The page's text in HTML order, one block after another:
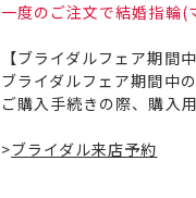
一度のご注文で結婚指輪(
【ブライダルフェア期間
ブライダルフェア期間中
ご購入手続きの際、購入
>ブライダル来店予約